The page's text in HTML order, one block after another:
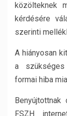
közölteknek
kérdésére
szerinti
A hiányosan
a
formai hiba
FSZH